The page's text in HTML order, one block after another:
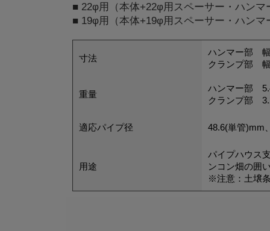
■ 22φ用（本体+22φ用スペーサー・ハン
■ 19φ用（本体+19φ用スペーサー・ハン
寸法
ハンマー部 幅
クランプ部
重量
ハンマー部
クランプ部
適応パイプ径 48.6(単管)mm
用途
パイプハウス
ンコン畑の囲
※注意：土壌